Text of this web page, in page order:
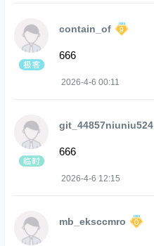
contain_of
666
2026-4-6 00:11
git_44857niuniu524
666
2026-4-6 12:15
mb_eksccmro